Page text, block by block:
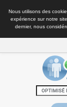
Nous utilisons des
expérience sur notre
dernier, nous